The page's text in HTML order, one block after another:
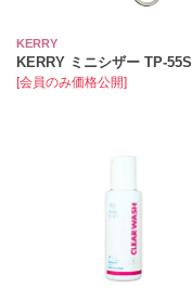
KERRY
KERRY ミニシザー TP-55S
[会員のみ価格公開]